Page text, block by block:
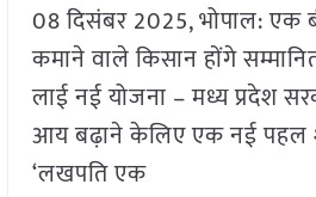
08 दिसंबर 2025, भोपाल: एक
कमाने वाले किसान होंगे
लाई नई योजना – मध्य प्रदेश
आय बढ़ाने केलिए एक नई पहल
‘लखपति एक